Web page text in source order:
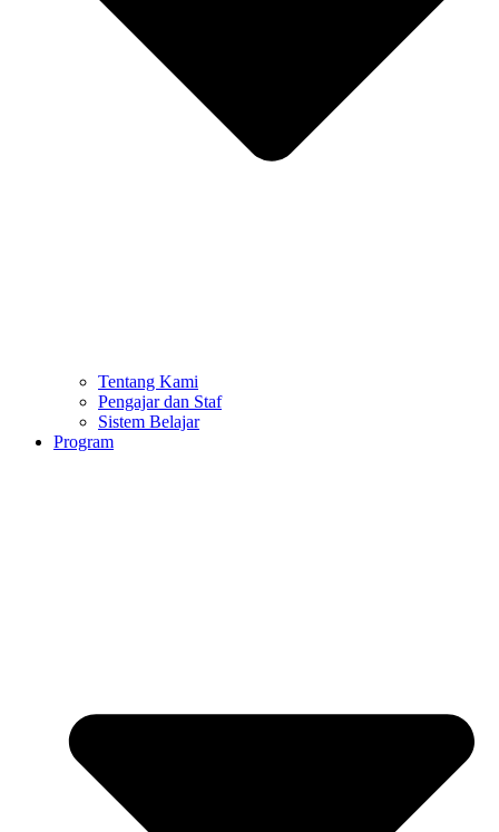
Tentang Kami
Pengajar dan Staf
Sistem Belajar
Program